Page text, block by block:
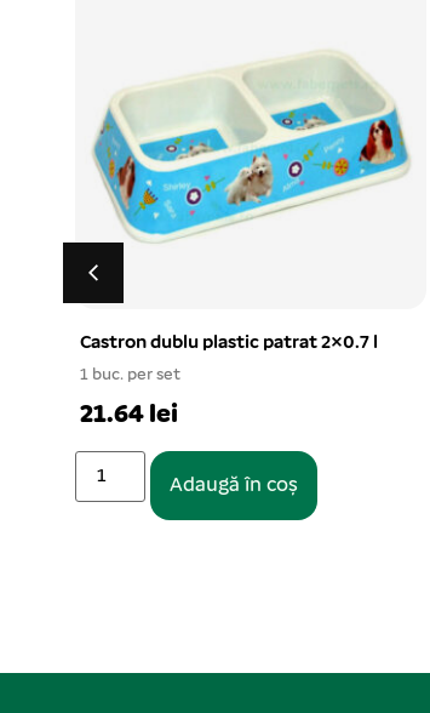
Zgarda chinga cu strat blugi 2.5×56
cm
1 buc. per set
16.92 lei